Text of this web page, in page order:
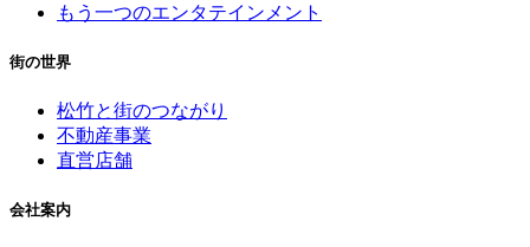
もう一つのエンタテインメント
街の世界
松竹と街のつながり
不動産事業
直営店舗
会社案内